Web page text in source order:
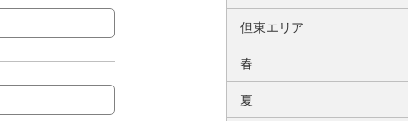
但東エリア
春
夏